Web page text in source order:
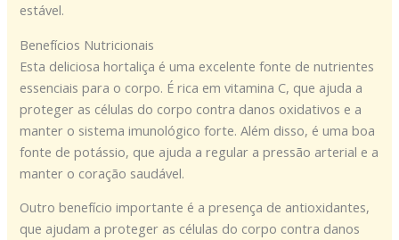
estável.
Benefícios Nutricionais
Esta deliciosa hortaliça é uma excelente fonte de nutrientes
essenciais para o corpo. É rica em vitamina C, que ajuda a
proteger as células do corpo contra danos oxidativos e a
manter o sistema imunológico forte. Além disso, é uma boa
fonte de potássio, que ajuda a regular a pressão arterial e a
manter o coração saudável.
Outro benefício importante é a presença de antioxidantes,
que ajudam a proteger as células do corpo contra danos